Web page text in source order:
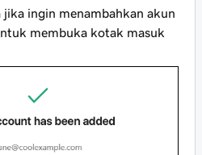
jika ingin menambahkan akun
membuka kotak masuk